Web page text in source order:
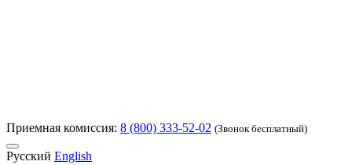
Приемная комиссия: 8 (800) 333-52-02 (Звонок бесплатный)
Русский English